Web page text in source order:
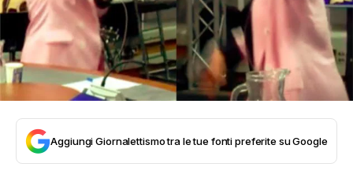
Aggiungi Giornalettismo tra le tue fonti preferite su Google